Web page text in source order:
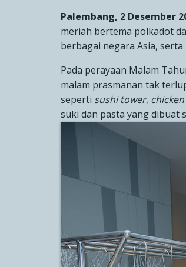
Palembang, 2 Desember
meriah bertema polkadot
berbagai negara Asia,
Pada perayaan Malam
malam prasmanan tak
seperti sushi tower,
suki dan pasta yang dibuat